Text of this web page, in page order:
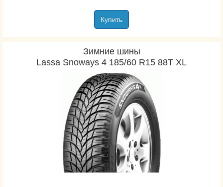
Купить
Зимние шины
Lassa Snoways 4 185/60 R15 88T XL